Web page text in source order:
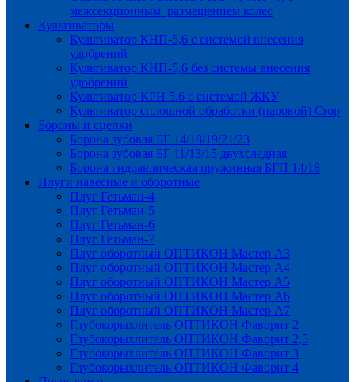
межсекционным размещением колес
Культиваторы
Культиватор КНП-5,6 с системой внесения
удобрений
Культиватор КНП-5,6 без системы внесения
удобрений
Культиватор КРН 5.6 с системой ЖКУ
Культиватор сплошной обработки (паровой) Crop
Бороны и сцепки
Борона зубовая БГ 14/18/19/21/23
Борона зубовая БГ 11/13/15 двухследная
Борона гидравлическая пружинная БГП 14/18
Плуги навесные и оборотные
Плуг Гетьман-4
Плуг Гетьман-5
Плуг Гетьман-6
Плуг Гетьман-7
Плуг оборотный ОПТИКОН Мастер А3
Плуг оборотный ОПТИКОН Мастер А4
Плуг оборотный ОПТИКОН Мастер А5
Плуг оборотный ОПТИКОН Мастер А6
Плуг оборотный ОПТИКОН Мастер А7
Глубокорыхлитель ОПТИКОН Фаворит 2
Глубокорыхлитель ОПТИКОН Фаворит 2,5
Глубокорыхлитель ОПТИКОН Фаворит 3
Глубокорыхлитель ОПТИКОН Фаворит 4